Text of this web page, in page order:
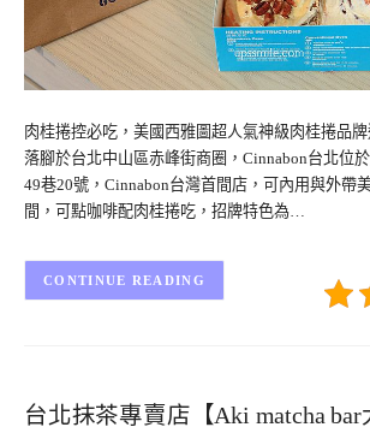
肉桂捲控必吃，美國西雅圖超人氣神級肉桂捲品
落腳於台北中山區赤峰街商圈，Cinnabon台北位
49巷20號，Cinnabon台灣首間店，可內用與外帶
間，可點咖啡配肉桂捲吃，招牌特色為…
CONTINUE READING
台北抹茶專賣店【Aki matcha